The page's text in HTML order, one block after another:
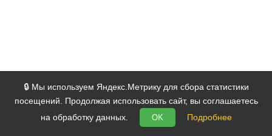
🔒 Мы используем Яндекс.Метрику для сбора статистики
посещений. Продолжая использовать сайт, вы соглашаетесь
на обработку данных.
OK Подробнее